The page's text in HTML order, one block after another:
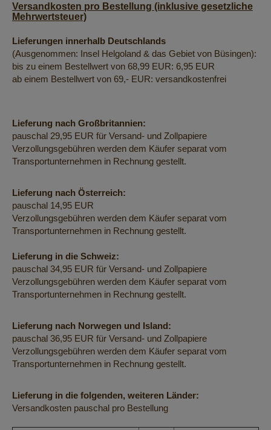
Versandkosten pro Bestellung (inklusive gesetzliche
Mehrwertsteuer)
Lieferungen innerhalb Deutschlands
(Ausgenommen: Insel Helgoland & das Gebiet von Büsingen):
bis zu einem Bestellwert von 68,99 EUR: 6,95 EUR
ab einem Bestellwert von 69,- EUR: versandkostenfrei
Lieferung nach Großbritannien:
pauschal 29,95 EUR für Versand- und Zollpapiere
Verzollungsgebühren werden dem Käufer separat vom
Transportunternehmen in Rechnung gestellt.
Lieferung nach Österreich:
pauschal 14,95 EUR
Verzollungsgebühren werden dem Käufer separat vom
Transportunternehmen in Rechnung gestellt.
Lieferung in die Schweiz:
pauschal 34,95 EUR für Versand- und Zollpapiere
Verzollungsgebühren werden dem Käufer separat vom
Transportunternehmen in Rechnung gestellt.
Lieferung nach Norwegen und Island:
pauschal 36,95 EUR für Versand- und Zollpapiere
Verzollungsgebühren werden dem Käufer separat vom
Transportunternehmen in Rechnung gestellt.
Lieferung in die folgenden, weiteren Länder:
Versandkosten pauschal pro Bestellung